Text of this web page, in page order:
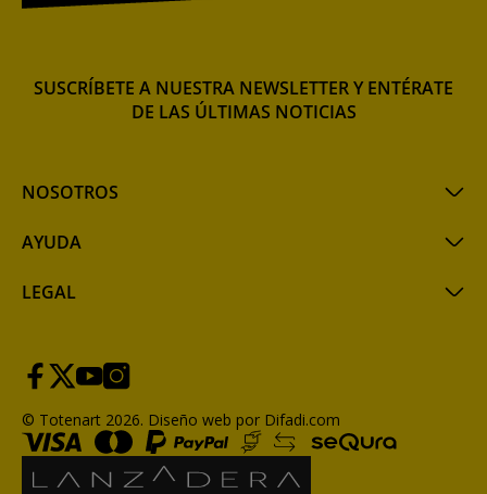
NOSOTROS
AYUDA
LEGAL
SUSCRÍBETE A NUESTRA NEWSLETTER Y ENTÉRATE
DE LAS ÚLTIMAS NOTICIAS
© Totenart 2026. Diseño web por Difadi.com